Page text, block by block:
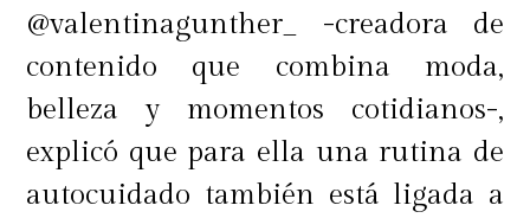
Si lo que buscas es fijar tu
maquillaje al doble, prueba la
siguiente recomendación de Benefit:
@valentinagunther_ -creadora de
contenido que combina moda,
belleza y momentos cotidianos-,
explicó que para ella una rutina de
autocuidado también está ligada a